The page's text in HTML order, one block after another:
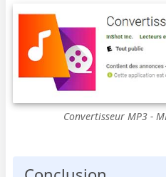
Convertisseur MP3 -